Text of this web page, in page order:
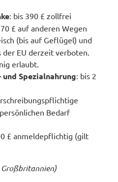
: bis 390 £ zollfrei
£ auf anderen Wegen
(bis auf Geflügel) und
EU derzeit verboten.
erlaubt.
Spezialnahrung: bis 2
Bedarf
£ anmeldepflichtig (gilt
Großbritannien)